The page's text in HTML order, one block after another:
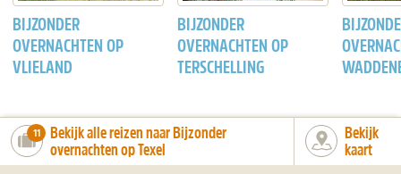
BIJZONDER
OVERNACHTEN OP
VLIELAND
BIJZONDER
OVERNACHTEN OP
TERSCHELLING
number_of_trips:
11
Bekijk alle reizen naar Bijzonder
overnachten op Texel
Bekijk
kaart